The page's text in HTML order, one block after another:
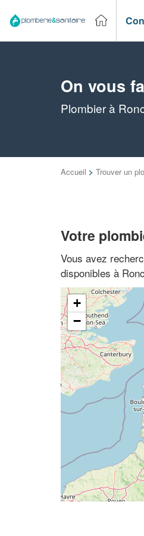
On vous
Plombier à
Accueil > Trouver un
Votre
Vous avez
disponibles à
+
−